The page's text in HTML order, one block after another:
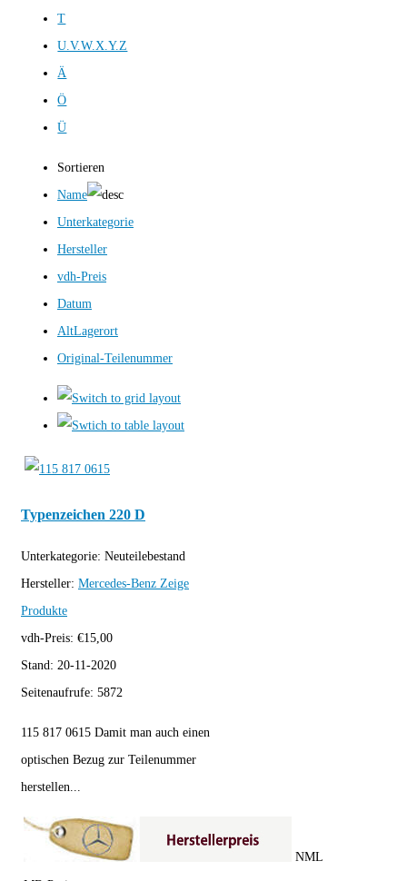
T
U.V.W.X.Y.Z
Ä
Ö
Ü
Sortieren
Name
Unterkategorie
Hersteller
vdh-Preis
Datum
AltLagerort
Original-Teilenummer
Typenzeichen 220 D
Unterkategorie: Neuteilebestand
Hersteller: Mercedes-Benz Zeige
Produkte
vdh-Preis: €15,00
Stand: 20-11-2020
Seitenaufrufe: 5872
115 817 0615 Damit man auch einen
optischen Bezug zur Teilenummer
herstellen...
NML